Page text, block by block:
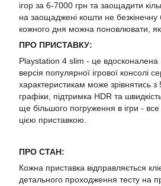
ігор за 6-7000 грн та заощадити
на заощаджені кошти не безкінечну
кожного дня можна поновлювати,
ПРО ПРИСТАВКУ:
Playstation 4 slim - це вдосконалена
версія популярної ігрової консолі
характеристикам може зрівнятись з
графіки, підтримка HDR та
ще більшого погруження в ігри -
цією приставкою.
ПРО СТАН:
Кожна приставка відправляється
детального проходження тесту на